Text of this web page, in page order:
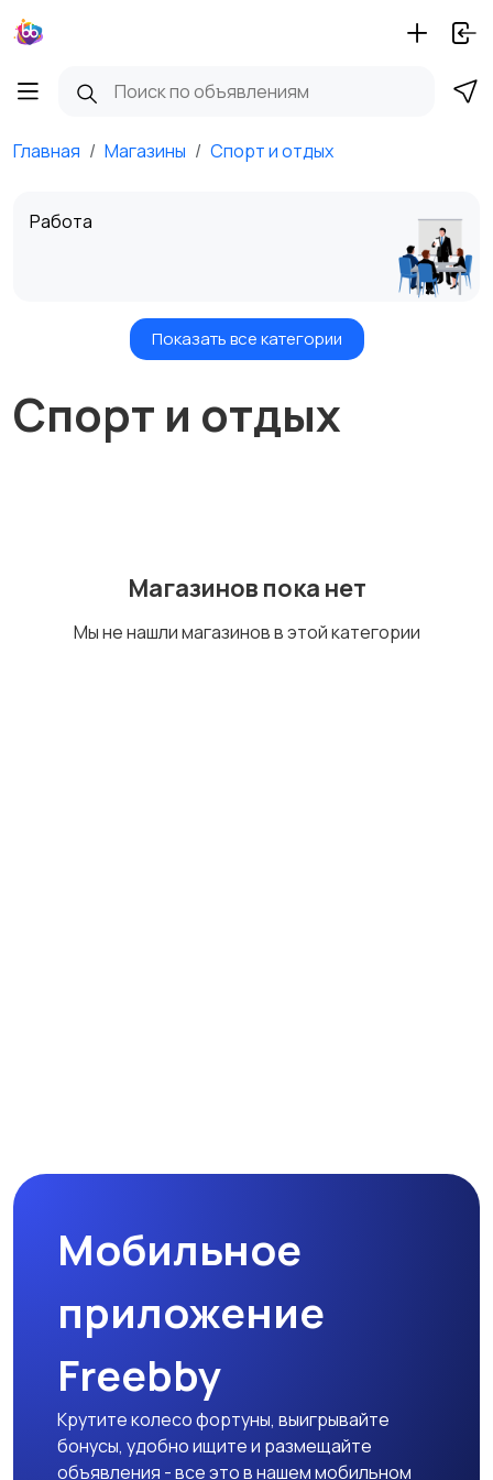
Главная Магазины Спорт и отдых
Работа
Недвижимость
Хобби и развлечения
Животные
Показать все категории
Спорт и отдых
Магазинов пока нет
Мы не нашли магазинов в этой категории
Мобильное
приложение
Freebby
Крутите колесо фортуны, выигрывайте
бонусы, удобно ищите и размещайте
объявления - все это в нашем мобильном